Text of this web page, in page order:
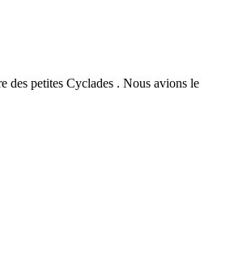
des petites Cyclades . Nous avions le